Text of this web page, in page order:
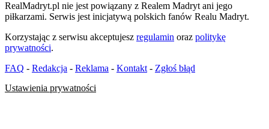
RealMadryt.pl nie jest powiązany z Realem Madryt ani jego
piłkarzami. Serwis jest inicjatywą polskich fanów Realu Madryt.
Korzystając z serwisu akceptujesz regulamin oraz politykę
prywatności.
FAQ - Redakcja - Reklama - Kontakt - Zgłoś błąd
Ustawienia prywatności